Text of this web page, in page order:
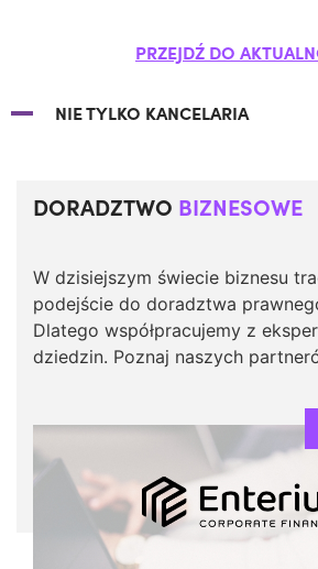
PRZEJDŹ DO
NIE TYLKO KANCELARIA
DORADZTWO BIZNESOWE
W dzisiejszym świecie biznesu
podejście do doradztwa
Dlatego współpracujemy z
dziedzin. Poznaj naszych